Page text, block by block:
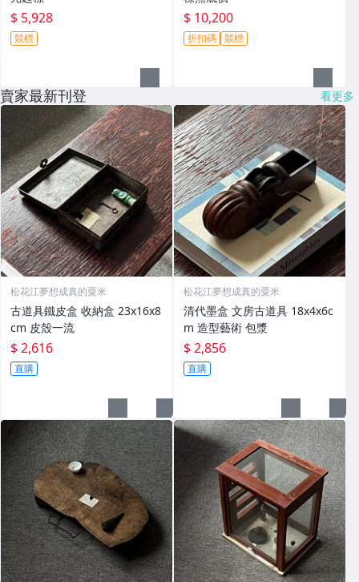
$ 5,928
競標
$ 10,200
折扣碼 競標
賣家最新刊登 看更多
松花江夢想成真的粟米
古道具鐵皮盒 收納盒 23x16x8
cm 皮殼一流
$ 2,616
直購
松花江夢想成真的粟米
清代墨盒 文房古道具 18x4x6c
m 造型藝術 包漿
$ 2,856
直購